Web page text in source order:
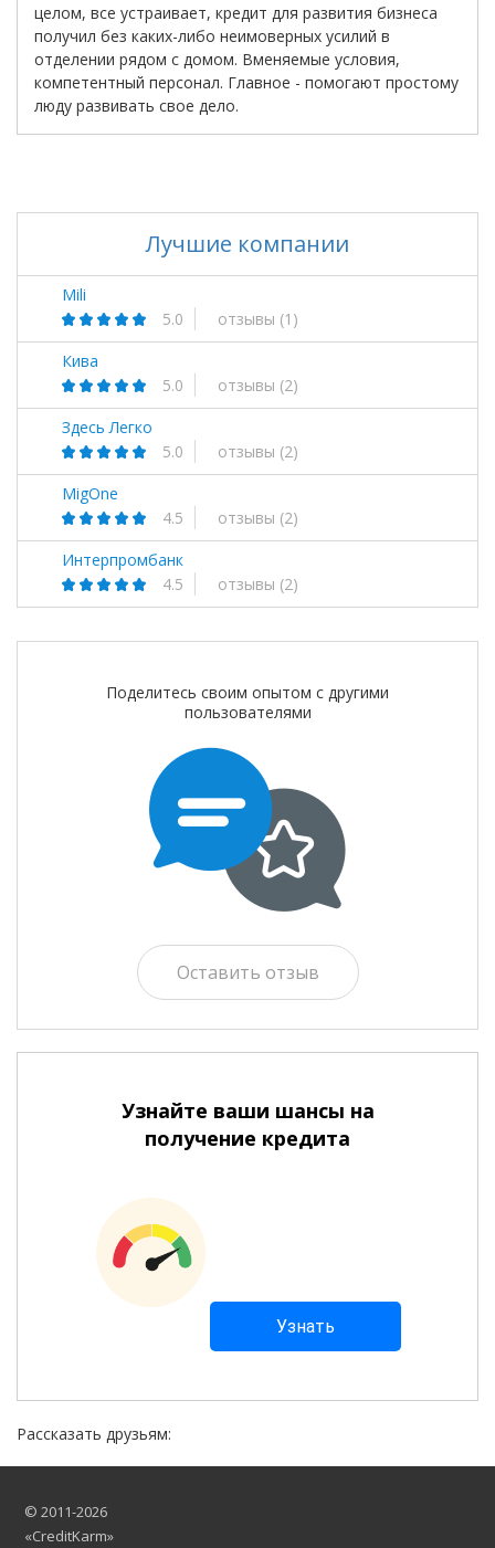
целом, все устраивает, кредит для развития бизнеса
получил без каких-либо неимоверных усилий в
отделении рядом с домом. Вменяемые условия,
компетентный персонал. Главное - помогают простому
люду развивать свое дело.
Лучшие компании
Mili
5.0
отзывы (1)
Кива
5.0
отзывы (2)
Здесь Легко
5.0
отзывы (2)
MigOne
4.5
отзывы (2)
Интерпромбанк
4.5
отзывы (2)
Поделитесь своим опытом с другими
пользователями
Оставить отзыв
Узнайте ваши шансы на
получение кредита
Рассказать друзьям:
© 2011-2026
«CreditKarm»